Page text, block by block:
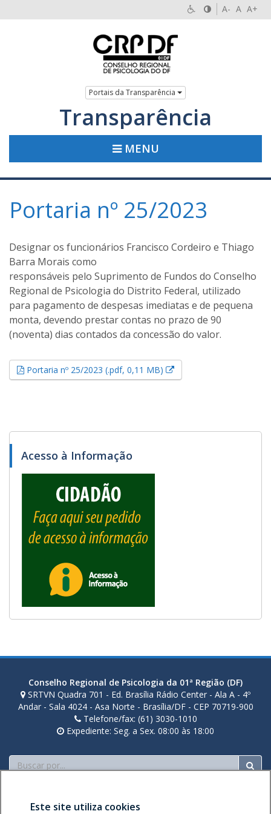
A- A A+
Portais da Transparência
Transparência
MENU
Portaria nº 25/2023
Designar os funcionários Francisco Cordeiro e Thiago
Barra Morais como
responsáveis pelo Suprimento de Fundos do Conselho
Regional de Psicologia do Distrito Federal, utilizado
para pagamento de despesas imediatas e de pequena
monta, devendo prestar contas no prazo de 90
(noventa) dias contados da concessão do valor.
Portaria nº 25/2023 (.pdf, 0,11 MB) Esse link abrirá em uma
Acesso à Informação
Conselho Regional de Psicologia da 01ª Região (DF)
SRTVN Quadra 701 - Ed. Brasília Rádio Center - Ala A - 4º
Andar - Sala 4024 - Asa Norte - Brasília/DF - CEP 70719-900
Telefone/fax: (61) 3030-1010
Expediente: Seg. a Sex. 08:00 às 18:00
Buscar
Este site utiliza cookies